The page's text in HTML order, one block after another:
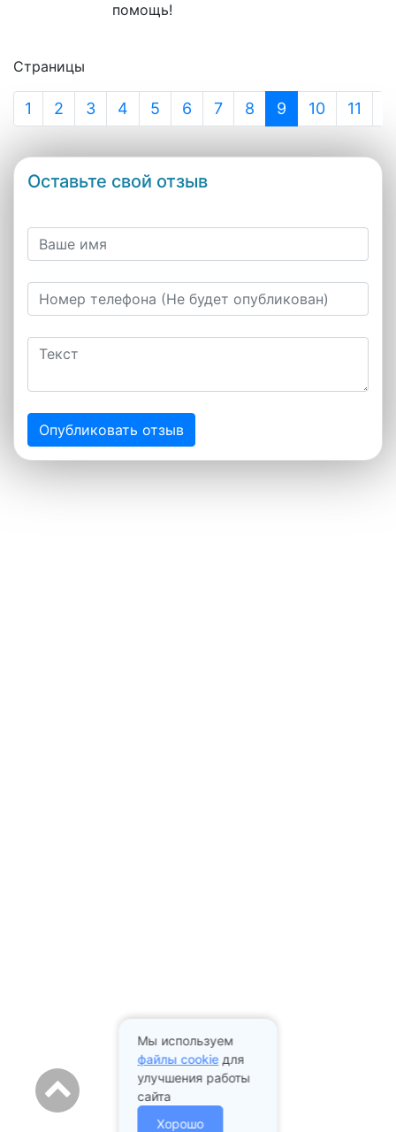
помощь!
Страницы
1 2 3 4 5 6 7 8 9 10 11
Оставьте свой отзыв
Опубликовать отзыв
Мы используем
файлы cookieдля
улучшения работы
сайта
Хорошо